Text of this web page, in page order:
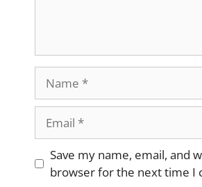
Website
Save my name, email, and
browser for the next time I